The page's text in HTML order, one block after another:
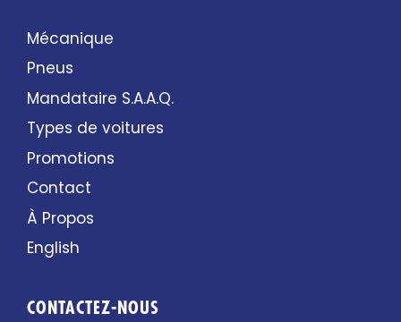
Mécanique
Pneus
Mandataire S.A.A.Q.
Types de voitures
Promotions
Contact
À Propos
English
CONTACTEZ-NOUS